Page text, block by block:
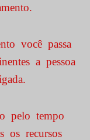
você passa
a pessoa
pelo tempo
os recursos